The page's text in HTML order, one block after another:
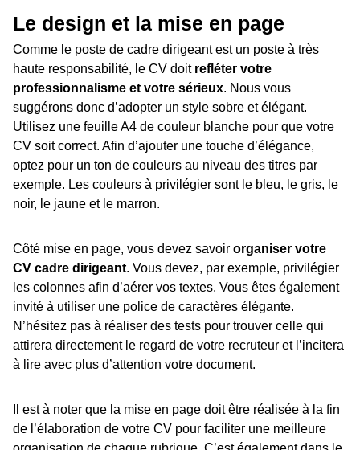
Le design et la mise en page
Comme le poste de cadre dirigeant est un poste à très
haute responsabilité, le CV doit refléter votre
professionnalisme et votre sérieux. Nous vous
suggérons donc d’adopter un style sobre et élégant.
Utilisez une feuille A4 de couleur blanche pour que votre
CV soit correct. Afin d’ajouter une touche d’élégance,
optez pour un ton de couleurs au niveau des titres par
exemple. Les couleurs à privilégier sont le bleu, le gris, le
noir, le jaune et le marron.
Côté mise en page, vous devez savoir organiser votre
CV cadre dirigeant. Vous devez, par exemple, privilégier
les colonnes afin d’aérer vos textes. Vous êtes également
invité à utiliser une police de caractères élégante.
N’hésitez pas à réaliser des tests pour trouver celle qui
attirera directement le regard de votre recruteur et l’incitera
à lire avec plus d’attention votre document.
Il est à noter que la mise en page doit être réalisée à la fin
de l’élaboration de votre CV pour faciliter une meilleure